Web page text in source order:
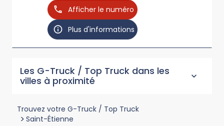
Afficher le numéro
Plus d'informations
Les G-Truck / Top Truck dans les
villes à proximité
Trouvez votre G-Truck / Top Truck
> Saint-Étienne